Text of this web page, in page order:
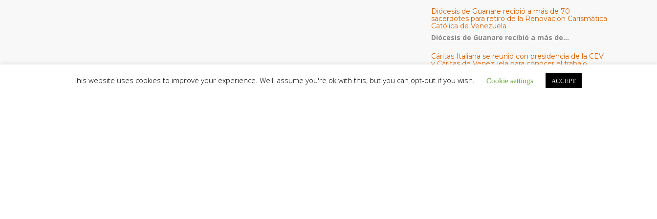
Diócesis de Guanare recibió a más de 70
sacerdotes para retiro de la Renovación Carismática
Católica de Venezuela
Diócesis de Guanare recibió a más de...
Cáritas Italiana se reunió con presidencia de la CEV
y Cáritas de Venezuela para conocer el trabajo
Una delegación encabezada por el padre Marco...
This website uses cookies to improve your experience. We'll assume you're ok with this, but you can opt-out if you wish. Cookie settings ACCEPT